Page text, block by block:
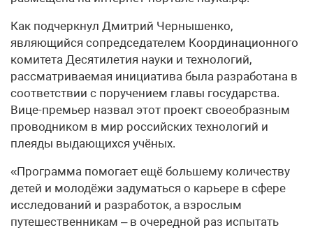
Как подчеркнул Дмитрий Чернышенко,
являющийся сопредседателем Координационного
комитета Десятилетия науки и технологий,
рассматриваемая инициатива была разработана в
соответствии с поручением главы государства.
Вице-премьер назвал этот проект своеобразным
проводником в мир российских технологий и
плеяды выдающихся учёных.
«Программа помогает ещё большему количеству
детей и молодёжи задуматься о карьере в сфере
исследований и разработок, а взрослым
путешественникам – в очередной раз испытать